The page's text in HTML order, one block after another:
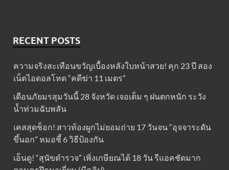
RECENT POSTS
ความจริงสะเทือนขวัญเบื้องหลังใบหน้าสวย! คุก 23 ปี สอง
เน็ตไอดอลโหด “คดีฆ่า 11 เมตร”
เตือนภัยมรสุมวันนี้ 28 จังหวัด เจอเต็ม ๆ ฝนตกหนัก ระวัง
น้ำท่วมฉับพลัน
เคสสุดช็อก! สาวท้องผูกไม่ยอมถ่าย 17 วันจน “อุจจาระดัน
ขึ้นอก” หมอชี้ 6 วิธีป้องกัน
เอ็นดู! “สุนัขตำรวจ” เพิ่งเกษียณได้ 18 วัน รีแอคชัดมาก